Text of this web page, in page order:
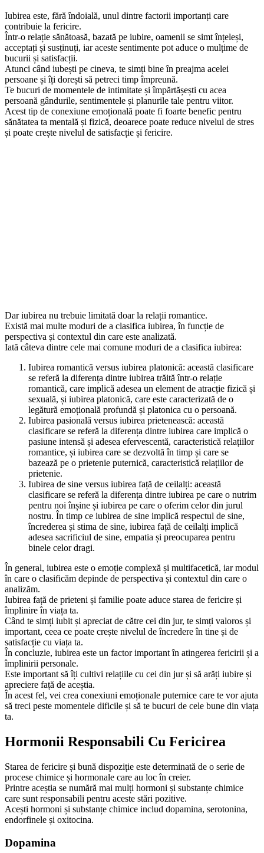
Iubirea este, fără îndoială, unul dintre factorii importanți care
contribuie la fericire.
Într-o relație sănătoasă, bazată pe iubire, oamenii se simt înțeleși,
acceptați și susținuți, iar aceste sentimente pot aduce o mulțime de
bucurii și satisfacții.
Atunci când iubești pe cineva, te simți bine în preajma acelei
persoane și îți dorești să petreci timp împreună.
Te bucuri de momentele de intimitate și împărtășești cu acea
persoană gândurile, sentimentele și planurile tale pentru viitor.
Acest tip de conexiune emoțională poate fi foarte benefic pentru
sănătatea ta mentală și fizică, deoarece poate reduce nivelul de stres
și poate crește nivelul de satisfacție și fericire.
Dar iubirea nu trebuie limitată doar la relații romantice.
Există mai multe moduri de a clasifica iubirea, în funcție de
perspectiva și contextul din care este analizată.
Iată câteva dintre cele mai comune moduri de a clasifica iubirea:
Iubirea romantică versus iubirea platonică: această clasificare
se referă la diferența dintre iubirea trăită într-o relație
romantică, care implică adesea un element de atracție fizică și
sexuală, și iubirea platonică, care este caracterizată de o
legătură emoțională profundă și platonica cu o persoană.
Iubirea pasională versus iubirea prietenească: această
clasificare se referă la diferența dintre iubirea care implică o
pasiune intensă și adesea efervescentă, caracteristică relațiilor
romantice, și iubirea care se dezvoltă în timp și care se
bazează pe o prietenie puternică, caracteristică relațiilor de
prietenie.
Iubirea de sine versus iubirea față de ceilalți: această
clasificare se referă la diferența dintre iubirea pe care o nutrim
pentru noi înșine și iubirea pe care o oferim celor din jurul
nostru. În timp ce iubirea de sine implică respectul de sine,
încrederea și stima de sine, iubirea față de ceilalți implică
adesea sacrificiul de sine, empatia și preocuparea pentru
binele celor dragi.
În general, iubirea este o emoție complexă și multifacetică, iar modul
în care o clasificăm depinde de perspectiva și contextul din care o
analizăm.
Iubirea față de prieteni și familie poate aduce starea de fericire și
împlinire în viața ta.
Când te simți iubit și apreciat de către cei din jur, te simți valoros și
important, ceea ce poate crește nivelul de încredere în tine și de
satisfacție cu viața ta.
În concluzie, iubirea este un factor important în atingerea fericirii și a
împlinirii personale.
Este important să îți cultivi relațiile cu cei din jur și să arăți iubire și
apreciere față de aceștia.
În acest fel, vei crea conexiuni emoționale puternice care te vor ajuta
să treci peste momentele dificile și să te bucuri de cele bune din viața
ta.
Hormonii Responsabili Cu Fericirea
Starea de fericire și bună dispoziție este determinată de o serie de
procese chimice și hormonale care au loc în creier.
Printre aceștia se numără mai mulți hormoni și substanțe chimice
care sunt responsabili pentru aceste stări pozitive.
Acești hormoni și substanțe chimice includ dopamina, serotonina,
endorfinele și oxitocina.
Dopamina